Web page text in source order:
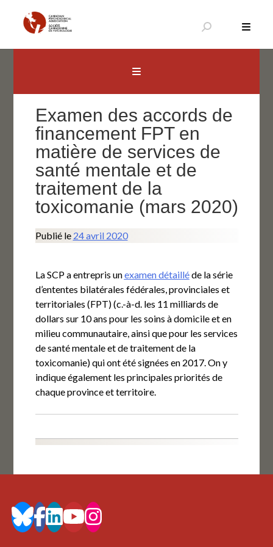
contenu
Examen des accords de
financement FPT en
matière de services de
santé mentale et de
traitement de la
toxicomanie (mars 2020)
Publié le 24 avril 2020
La SCP a entrepris unexamen détailléde la série
d’ententes bilatérales fédérales, provinciales et
territoriales (FPT) (c.-à-d. les 11 milliards de
dollars sur 10 ans pour les soins à domicile et en
milieu communautaire, ainsi que pour les services
de santé mentale et de traitement de la
toxicomanie) qui ont été signées en 2017. On y
indique également les principales priorités de
chaque province et territoire.